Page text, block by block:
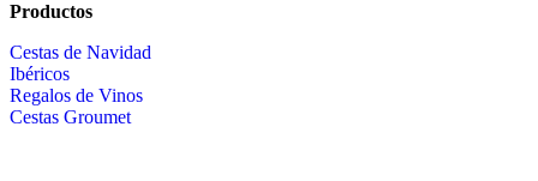
Productos
Cestas de Navidad
Ibéricos
Regalos de Vinos
Cestas Groumet